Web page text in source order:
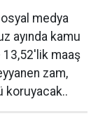
medya
ayında kamu
13,52'lik maaş
zam,
koruyacak..